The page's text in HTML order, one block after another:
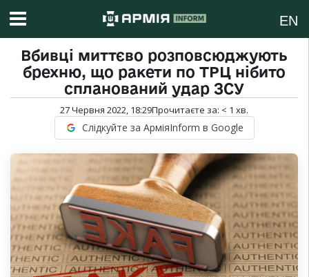
EN
Вбивці миттєво розповсюджують
брехню, що ракети по ТРЦ нібито
спланований удар ЗСУ
27 Червня 2022, 18:29Прочитаєте за: < 1 хв.
Слідкуйте за АрміяInform в Google